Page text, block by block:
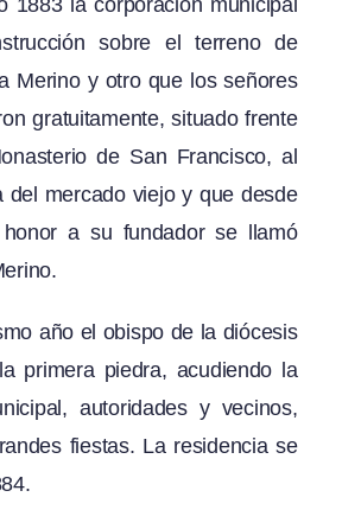
sobre el terreno de
Merino y otro que los señores
gratuitamente, situado frente
de San Francisco, al
del mercado viejo y que desde
a su fundador se llamó
año el obispo de la diócesis
primera piedra, acudiendo la
autoridades y vecinos,
fiestas. La residencia se